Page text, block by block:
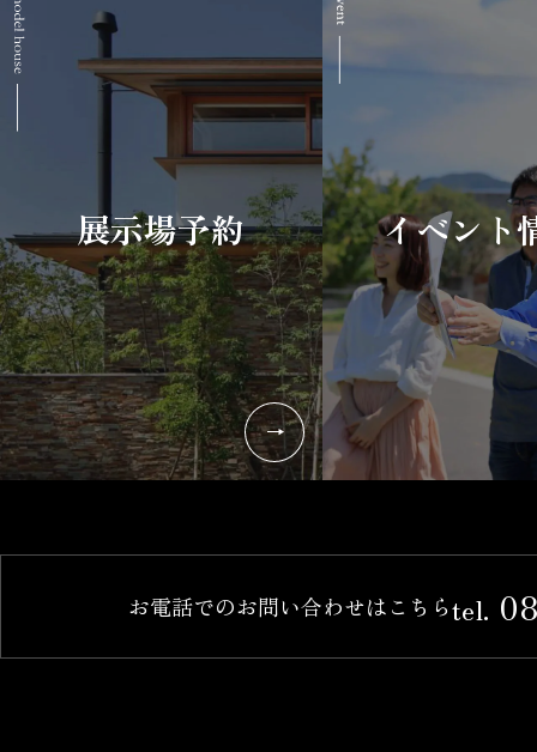
展示場予約 イベント
お電話でのお問い合わせはこちらtel.